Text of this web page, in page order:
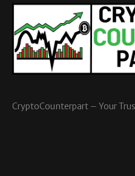
CryptoCounterpart – Your